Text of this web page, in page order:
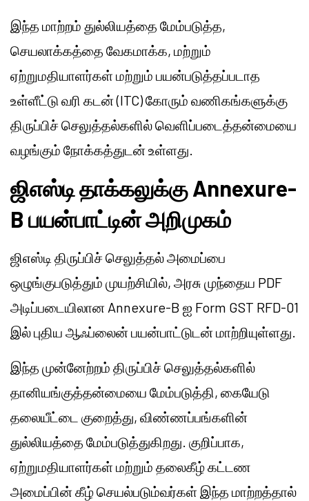
இந்த மாற்றம் துல்லியத்தை மேம்படுத்த,
செயலாக்கத்தை வேகமாக்க, மற்றும்
ஏற்றுமதியாளர்கள் மற்றும் பயன்படுத்தப்படாத
உள்ளீட்டு வரி கடன் (ITC) கோரும் வணிகங்களுக்கு
திருப்பிச் செலுத்தல்களில் வெளிப்படைத்தன்மையை
வழங்கும் நோக்கத்துடன் உள்ளது.
ஜிஎஸ்டி தாக்கலுக்கு Annexure-
B பயன்பாட்டின் அறிமுகம்
ஜிஎஸ்டி திருப்பிச் செலுத்தல் அமைப்பை
ஒழுங்குபடுத்தும் முயற்சியில், அரசு முந்தைய PDF
அடிப்படையிலான Annexure-B ஐ Form GST RFD-01
இல் புதிய ஆஃப்லைன் பயன்பாட்டுடன் மாற்றியுள்ளது.
இந்த முன்னேற்றம் திருப்பிச் செலுத்தல்களில்
தானியங்குத்தன்மையை மேம்படுத்தி, கையேடு
தலையீட்டை குறைத்து, விண்ணப்பங்களின்
துல்லியத்தை மேம்படுத்துகிறது. குறிப்பாக,
ஏற்றுமதியாளர்கள் மற்றும் தலைகீழ் கட்டண
அமைப்பின் கீழ் செயல்படும்வர்கள் இந்த மாற்றத்தால்